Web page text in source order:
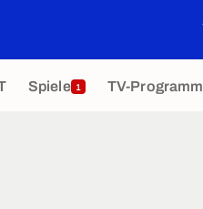
Spiele 1 TV-Programm